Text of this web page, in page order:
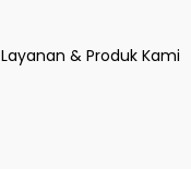
Layanan & Produk Kami